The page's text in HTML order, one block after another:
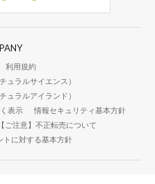
利用規約
ュラルサイエンス）
ュラルアイランド）
表示
情報セキュリティ基本方針
【ご注意】不正転売について
トに対する基本方針